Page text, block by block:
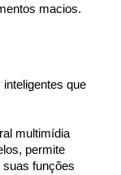
macios.
que
multimídia
permite
funções